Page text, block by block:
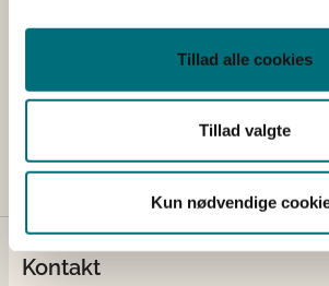
Tillad alle cookies
Tillad valgte
Kun nødvendige
Industrihamp
Du skal have speciel tilladelse, hvis
vildtafgrøde, kosmetik, fødevarer
Kontakt